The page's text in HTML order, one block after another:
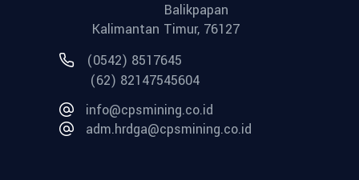
Balikpapan
Kalimantan Timur, 76127
(0542) 8517645
(62) 82147545604
info@cpsmining.co.id
adm.hrdga@cpsmining.co.id